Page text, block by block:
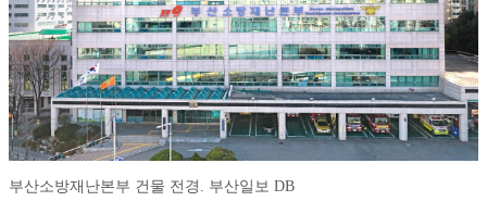
부산소방재난본부 건물 전경. 부산일보 DB